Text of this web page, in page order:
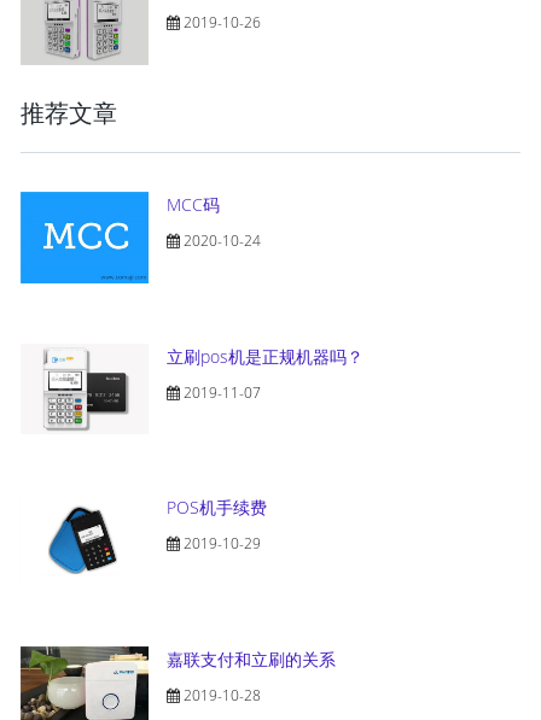
2019-10-26
推荐文章
MCC码
2020-10-24
立刷pos机是正规机器吗？
2019-11-07
POS机手续费
2019-10-29
嘉联支付和立刷的关系
2019-10-28